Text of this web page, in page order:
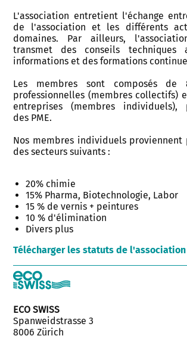
L'association entretient l'échange
de l'association et les différents
domaines. Par ailleurs,
transmet des conseils techniques
informations et des formations
Les membres sont composés de
professionnelles (membres collectifs)
entreprises (membres individuels),
des PME.
Nos membres individuels
des secteurs suivants :
20% chimie
15% Pharma, Biotechnologie, Labor
15 % de vernis + peintures
10 % d'élimination
Divers plus
Télécharger les statuts de l'association
ECO SWISS
Spanweidstrasse 3
8006 Zürich